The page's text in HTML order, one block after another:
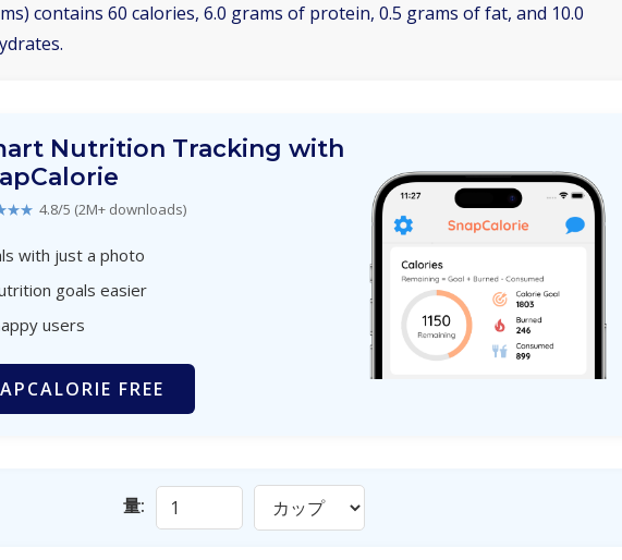
contains 60 calories, 6.0 grams of protein, 0.5 grams of fat, and 10.0
Nutrition Tracking with
4.8/5 (2M+ downloads)
with just a photo
goals easier
users
FREE
量: